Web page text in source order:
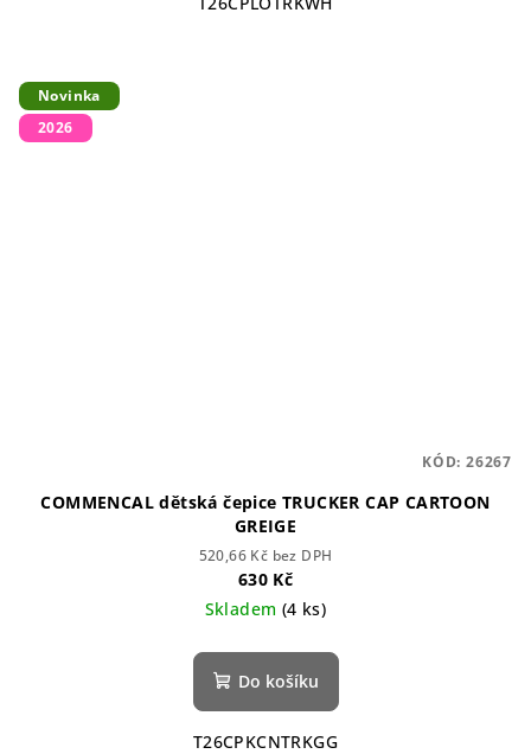
Novinka
2026
COMMENCAL dětská čepice TRUCKER CAP CARTOON
GREIGE
520,66 Kč bez DPH
630 Kč
Skladem (4 ks)
Do košíku
T26CPKCNTRKGG
KÓD: 26267